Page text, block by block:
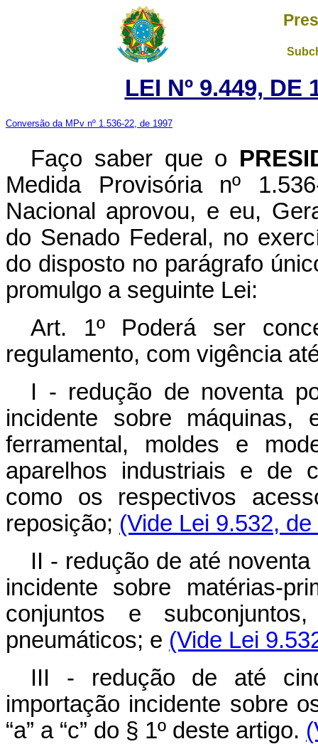
LEI Nº 9.449, DE
Conversão da MPv nº 1.536-22, de 1997
Faço saber que o
Medida Provisória nº
Nacional aprovou, e eu,
do Senado Federal, no
do disposto no parágrafo
promulgo a seguinte Lei:
Art. 1º Poderá ser
regulamento, com vigência
I - redução de noventa
incidente sobre máquinas,
ferramental, moldes e
aparelhos industriais e de
como os respectivos
reposição; (Vide Lei 9.532,
II - redução de até
incidente sobre matérias-
conjuntos e
pneumáticos; e (Vide Lei
III - redução de até
importação incidente sobre
“a” a “c” do § 1º deste artigo.